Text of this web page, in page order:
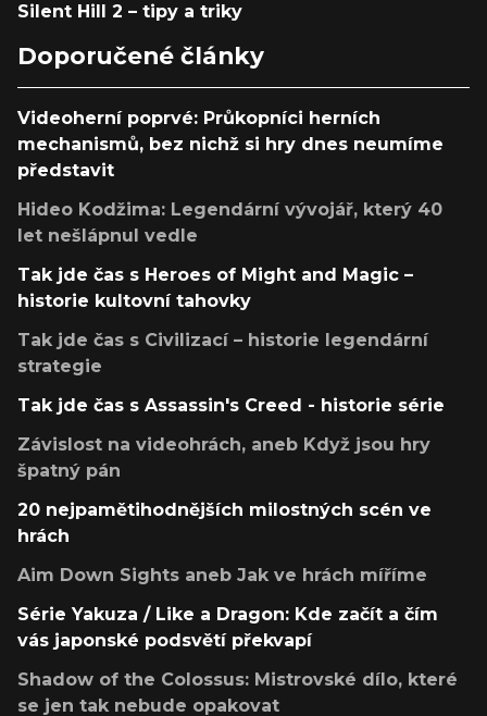
Silent Hill 2 – tipy a triky
Doporučené články
Videoherní poprvé: Průkopníci herních
mechanismů, bez nichž si hry dnes neumíme
představit
Hideo Kodžima: Legendární vývojář, který 40
let nešlápnul vedle
Tak jde čas s Heroes of Might and Magic –
historie kultovní tahovky
Tak jde čas s Civilizací – historie legendární
strategie
Tak jde čas s Assassin's Creed - historie série
Závislost na videohrách, aneb Když jsou hry
špatný pán
20 nejpamětihodnějších milostných scén ve
hrách
Aim Down Sights aneb Jak ve hrách míříme
Série Yakuza / Like a Dragon: Kde začít a čím
vás japonské podsvětí překvapí
Shadow of the Colossus: Mistrovské dílo, které
se jen tak nebude opakovat